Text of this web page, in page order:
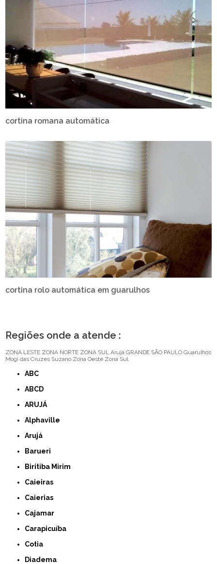
cortina romana automática
cortina rolo automática em guarulhos
Regiões onde a atende :
ZONA LESTE ZONA NORTE ZONA SUL Arujá GRANDE SÃO PAULO Guarulhos
Mogi das Cruzes Suzano Zona Oeste Zona Sul
ABC
ABCD
ARUJÁ
Alphaville
Arujá
Barueri
Biritiba Mirim
Caieiras
Caierias
Cajamar
Carapicuíba
Cotia
Diadema